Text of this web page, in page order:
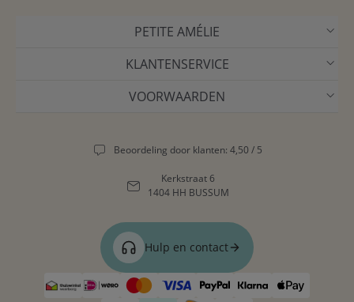
PETITE AMÉLIE
KLANTENSERVICE
VOORWAARDEN
Beoordeling door klanten: 4,50 / 5
Kerkstraat 6
1404 HH BUSSUM
Hulp en contact